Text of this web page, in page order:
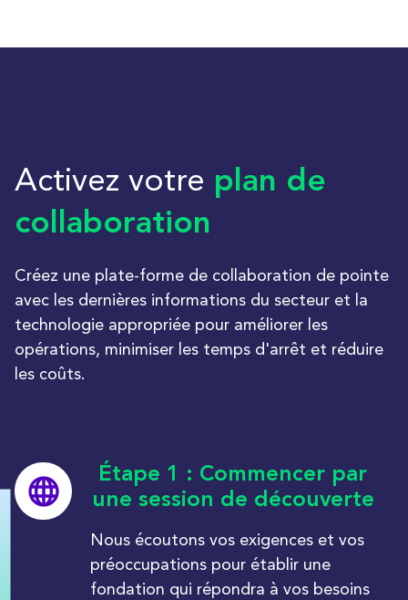
Activez votre plan de
collaboration
Créez une plate-forme de collaboration de pointe
avec les dernières informations du secteur et la
technologie appropriée pour améliorer les
opérations, minimiser les temps d'arrêt et réduire
les coûts.
Étape 1 : Commencer par
une session de découverte
Nous écoutons vos exigences et vos
préoccupations pour établir une
fondation qui répondra à vos besoins